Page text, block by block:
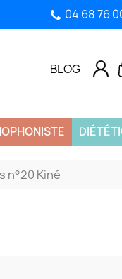
04 68 76
BLOG
n°20 Kiné